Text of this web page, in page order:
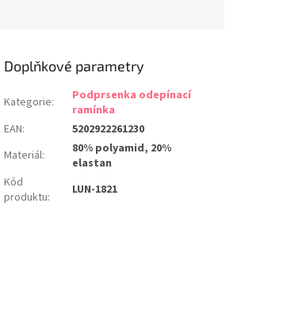
Doplňkové parametry
Kategorie:
Podprsenka odepínací
ramínka
EAN:
5202922261230
Materiál:
80% polyamid, 20%
elastan
Kód
produktu: LUN-1821